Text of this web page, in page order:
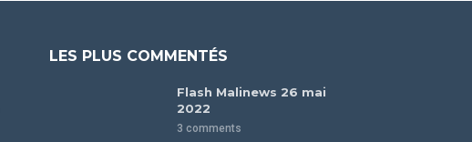
LES PLUS COMMENTÉS
Flash Malinews 26 mai
2022
3 comments